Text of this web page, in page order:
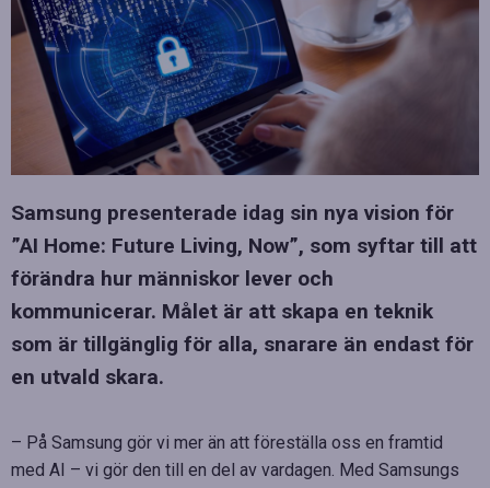
Samsung presenterade idag sin nya vision för
”AI Home: Future Living, Now”, som syftar till att
förändra hur människor lever och
kommunicerar. Målet är att skapa en teknik
som är tillgänglig för alla, snarare än endast för
en utvald skara.
– På Samsung gör vi mer än att föreställa oss en framtid
med AI – vi gör den till en del av vardagen. Med Samsungs